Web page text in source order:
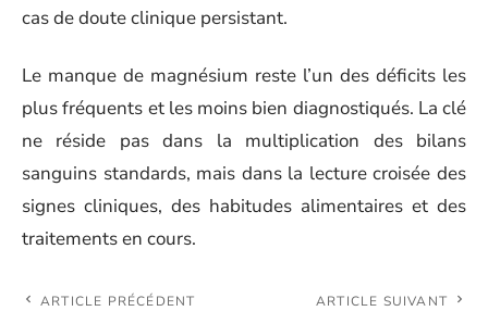
cas de doute clinique persistant.
Le manque de magnésium reste l’un des déficits les
plus fréquents et les moins bien diagnostiqués. La clé
ne réside pas dans la multiplication des bilans
sanguins standards, mais dans la lecture croisée des
signes cliniques, des habitudes alimentaires et des
traitements en cours.
ARTICLE PRÉCÉDENT ARTICLE SUIVANT